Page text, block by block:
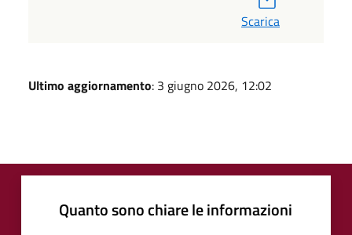
Scarica
Ultimo aggiornamento: 3 giugno 2026, 12:02
Quanto sono chiare le informazioni